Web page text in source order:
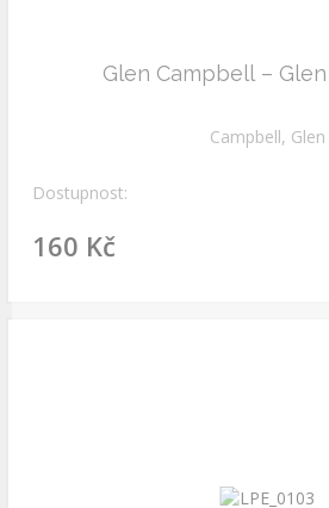
Glen Campbell –
Campbell, Glen
Dostupnost:
160 Kč